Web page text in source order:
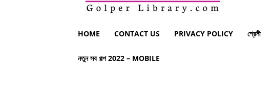
HOME CONTACT US PRIVACY POLICY শ্রেনী
নতুন সব গল্প 2022 – MOBILE